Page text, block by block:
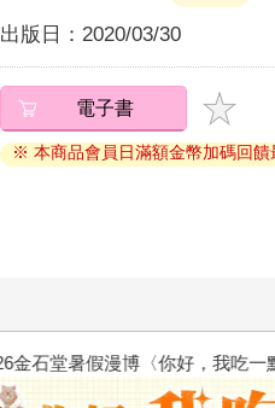
出版日： 2020/03/30
電子書
※ 本商品會員日滿額金幣加碼回饋
2026金石堂暑假漫博〈